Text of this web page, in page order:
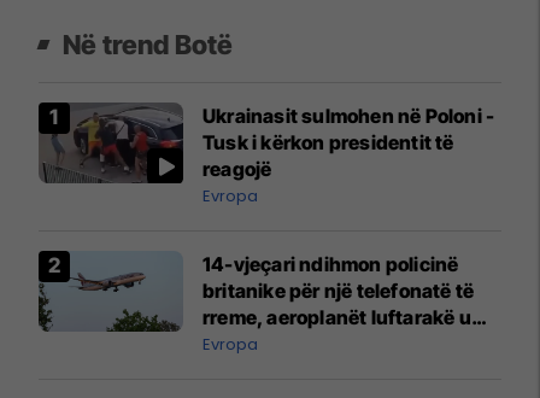
Në trend Botë
Ukrainasit sulmohen në Poloni -
Tusk i kërkon presidentit të
reagojë
Evropa
14-vjeçari ndihmon policinë
britanike për një telefonatë të
rreme, aeroplanët luftarakë u
ngritën në ajër për të
Evropa